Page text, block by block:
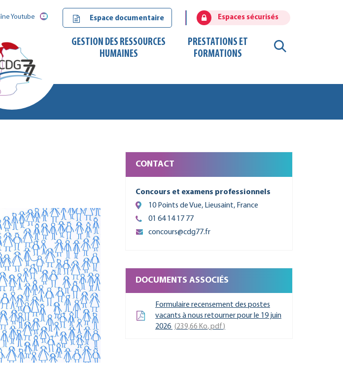
Youtube Espace documentaire Espaces sécurisés
GESTION DES RESSOURCES
HUMAINES
PRESTATIONS ET
FORMATIONS
CONTACT
Concours et examens professionnels
10 Points de Vue, Lieusaint, France
01 64 14 17 77
concours@cdg77.fr
DOCUMENTS ASSOCIÉS
Formulaire recensement des postes
vacants à nous retourner pour le 19 juin
2026
239,66 Ko, pdf